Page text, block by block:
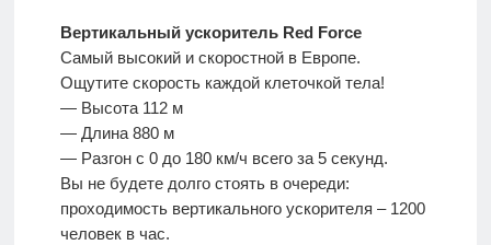
Вертикальный ускоритель Red Force
Самый высокий и скоростной в Европе.
Ощутите скорость каждой клеточкой тела!
— Высота 112 м
— Длина 880 м
— Разгон с 0 до 180 км/ч всего за 5 секунд.
Вы не будете долго стоять в очереди:
проходимость вертикального ускорителя – 1200
человек в час.